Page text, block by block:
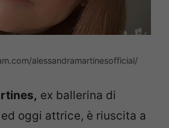
alessandramartinesofficial/
ex ballerina di
oggi attrice, è riuscita a